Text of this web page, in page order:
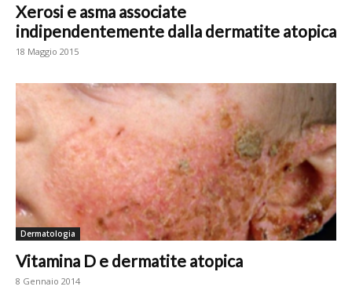
Xerosi e asma associate
indipendentemente dalla dermatite atopica
18 Maggio 2015
Dermatologia
Vitamina D e dermatite atopica
8 Gennaio 2014